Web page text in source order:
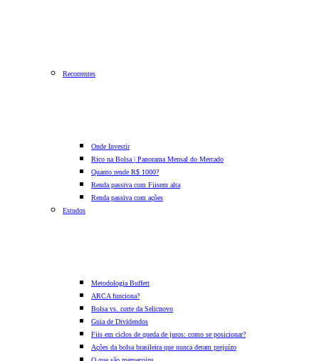
Recorrentes
Onde Investir
Rico na Bolsa | Panorama Mensal do Mercado
Quanto rende R$ 1000?
Renda passiva com Fiisem alta
Renda passiva com ações
Estudos
Metodologia Buffett
ARCA funciona?
Bolsa vs. corte da Selicnovo
Guia de Dividendos
Fiis em ciclos de queda de juros: como se posicionar?
Ações da bolsa brasileira que nunca deram prejuízo